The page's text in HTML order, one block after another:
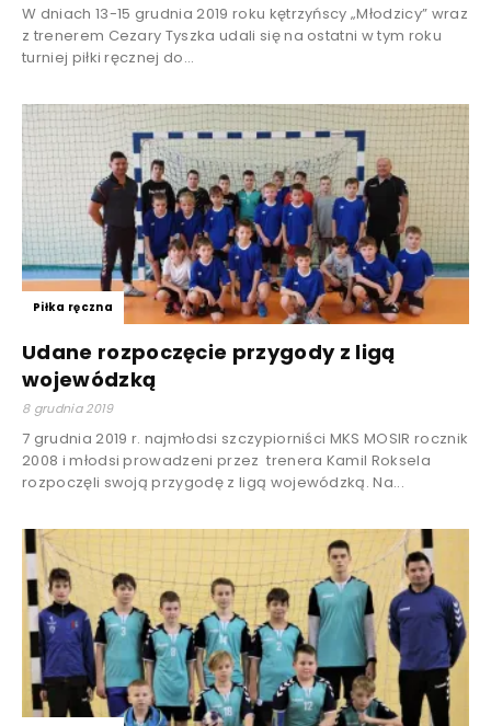
W dniach 13-15 grudnia 2019 roku kętrzyńscy „Młodzicy” wraz
z trenerem Cezary Tyszka udali się na ostatni w tym roku
turniej piłki ręcznej do...
Piłka ręczna
Udane rozpoczęcie przygody z ligą
wojewódzką
8 grudnia 2019
7 grudnia 2019 r. najmłodsi szczypiorniści MKS MOSIR rocznik
2008 i młodsi prowadzeni przez trenera Kamil Roksela
rozpoczęli swoją przygodę z ligą wojewódzką. Na...